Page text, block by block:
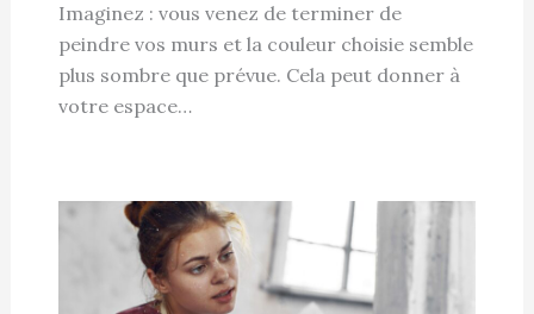
Imaginez : vous venez de terminer de
peindre vos murs et la couleur choisie semble
plus sombre que prévue. Cela peut donner à
votre espace…